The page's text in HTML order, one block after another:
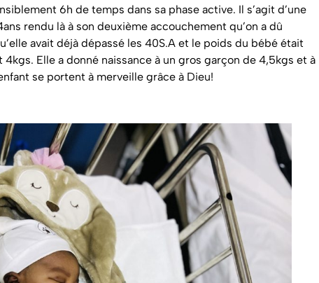
6h de temps dans sa phase active. Il s’agit d’une
rendu là à son deuxième accouchement qu’on a dû
avait déjà dépassé les 40S.A et le poids du bébé était
Elle a donné naissance à un gros garçon de 4,5kgs et à
se portent à merveille grâce à Dieu!